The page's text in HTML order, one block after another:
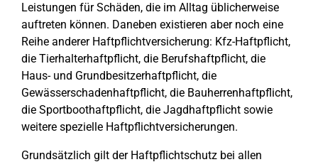
Leistungen für Schäden, die im Alltag üblicherweise
auftreten können. Daneben existieren aber noch eine
Reihe anderer Haftpflichtversicherung: Kfz-Haftpflicht,
die Tierhalterhaftpflicht, die Berufshaftpflicht, die
Haus- und Grundbesitzerhaftpflicht, die
Gewässerschadenhaftpflicht, die Bauherrenhaftpflicht,
die Sportboothaftpflicht, die Jagdhaftpflicht sowie
weitere spezielle Haftpflichtversicherungen.
Grundsätzlich gilt der Haftpflichtschutz bei allen